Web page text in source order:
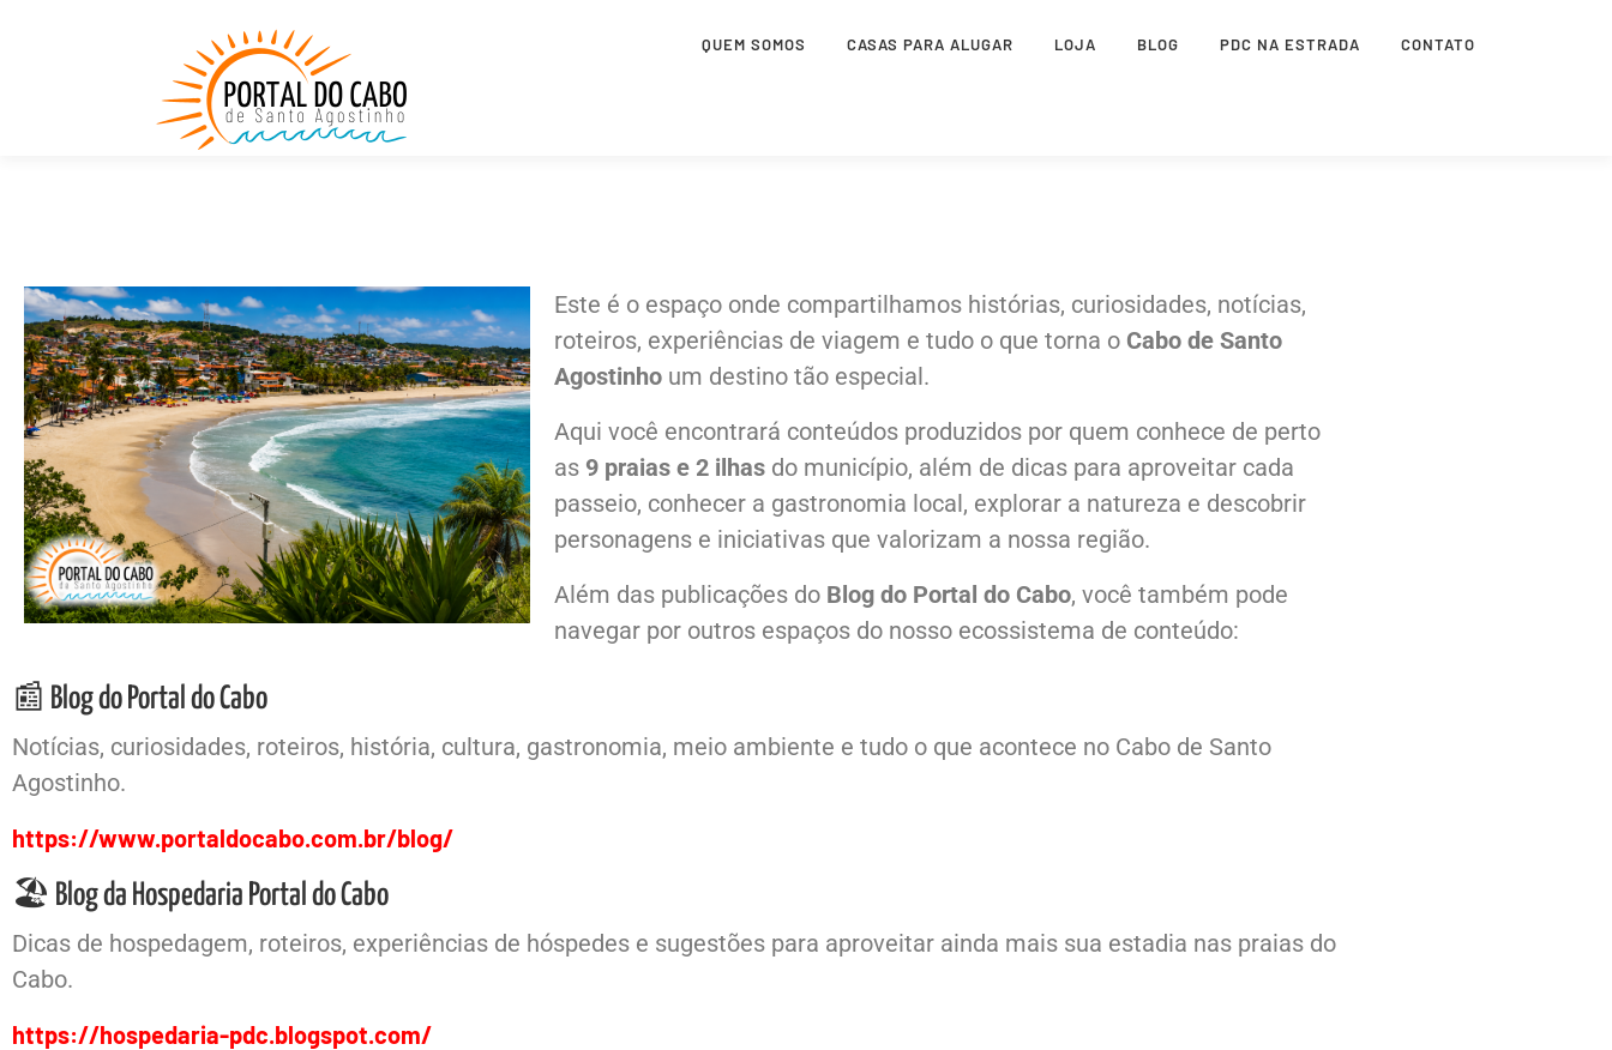
QUEM SOMOS CASAS PARA ALUGAR LOJA BLOG PDC NA ESTRADA CONTATO
Este é o espaço onde compartilhamos histórias, curiosidades, notícias,
roteiros, experiências de viagem e tudo o que torna o Cabo de Santo
Agostinhoum destino tão especial.
Aqui você encontrará conteúdos produzidos por quem conhece de perto
as 9 praias e 2 ilhasdo município, além de dicas para aproveitar cada
passeio, conhecer a gastronomia local, explorar a natureza e descobrir
personagens e iniciativas que valorizam a nossa região.
Além das publicações do Blog do Portal do Cabo, você também pode
navegar por outros espaços do nosso ecossistema de conteúdo:
📰 Blog do Portal do Cabo
Notícias, curiosidades, roteiros, história, cultura, gastronomia, meio ambiente e tudo o que acontece no Cabo de Santo
Agostinho.
https://www.portaldocabo.com.br/blog/
🏖️ Blog da Hospedaria Portal do Cabo
Dicas de hospedagem, roteiros, experiências de hóspedes e sugestões para aproveitar ainda mais sua estadia nas praias do
Cabo.
https://hospedaria-pdc.blogspot.com/